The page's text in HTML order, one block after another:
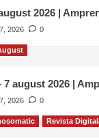
2026 |
2026 0
7 august 2026 |
2026 0
Revista